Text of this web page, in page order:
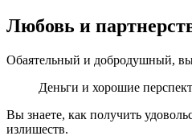
Любовь и
Обаятельный и добродушный, вы
Деньги и хорошие
Вы знаете, как получить
излишеств.